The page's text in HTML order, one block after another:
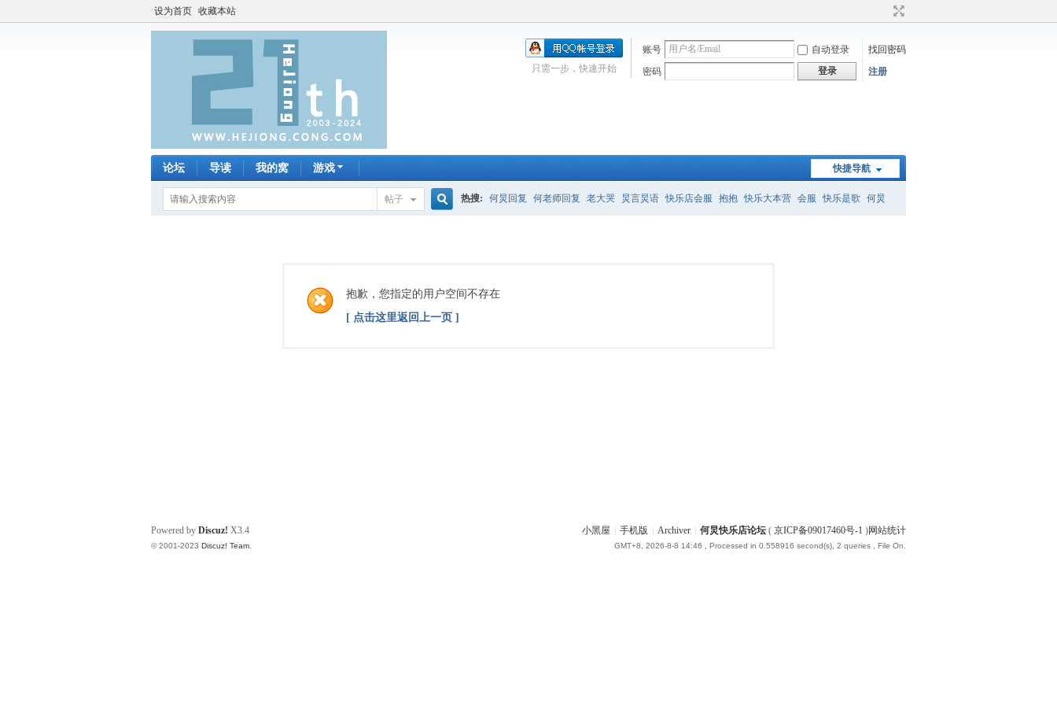
设为首页 收藏本站
账号 自动登录
找回密码
密码
登录 注册
只需一步，快速开始
快捷导航
论坛 导读 我的窝 游戏
帖子
索
热搜: 何炅回复 何老师回复 老大哭 炅言炅语 快乐店会服 抱抱 快乐大本营 会服 快乐是歌 何炅
抱歉，您指定的用户空间不存在
[ 点击这里返回上一页 ]
小黑屋 手机版 Archiver 何炅快乐店论坛 ( 京ICP备09017460号-1 )网站统计
GMT+8, 2026-8-8 14:46 , Processed in 0.558916 second(s), 2 queries , File On.
Powered by Discuz! X3.4
© 2001-2023 Discuz! Team